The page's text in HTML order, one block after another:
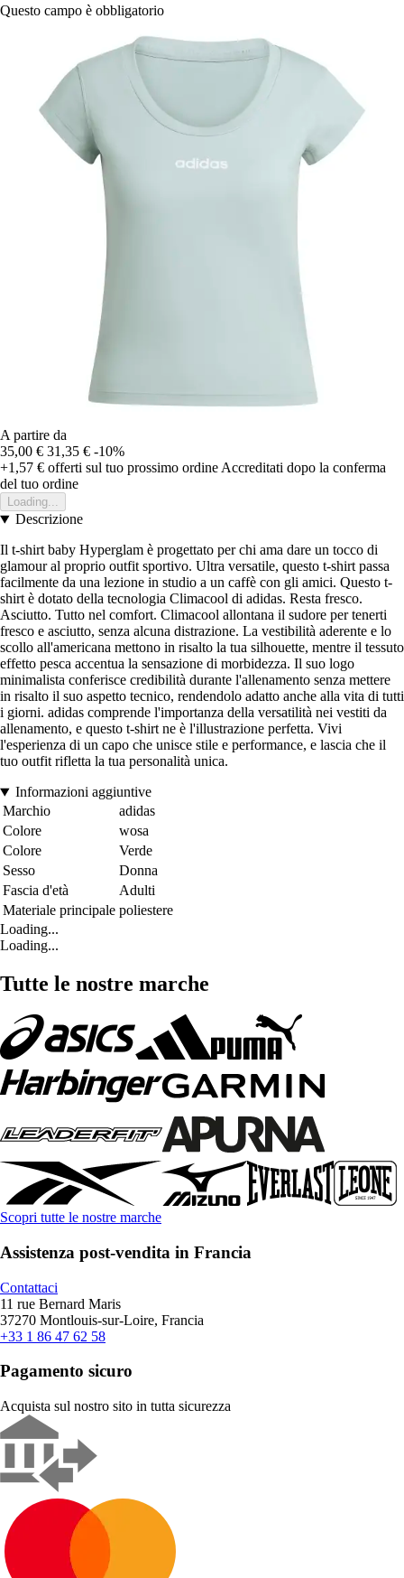
Questo campo è obbligatorio
A partire da
35,00 € 31,35 € -10%
+1,57 € offerti sul tuo prossimo ordineAccreditati dopo la conferma
del tuo ordine
Loading...
Descrizione
Il t-shirt baby Hyperglam è progettato per chi ama dare un tocco di
glamour al proprio outfit sportivo. Ultra versatile, questo t-shirt passa
facilmente da una lezione in studio a un caffè con gli amici. Questo t-
shirt è dotato della tecnologia Climacool di adidas. Resta fresco.
Asciutto. Tutto nel comfort. Climacool allontana il sudore per tenerti
fresco e asciutto, senza alcuna distrazione. La vestibilità aderente e lo
scollo all'americana mettono in risalto la tua silhouette, mentre il tessuto
effetto pesca accentua la sensazione di morbidezza. Il suo logo
minimalista conferisce credibilità durante l'allenamento senza mettere
in risalto il suo aspetto tecnico, rendendolo adatto anche alla vita di tutti
i giorni. adidas comprende l'importanza della versatilità nei vestiti da
allenamento, e questo t-shirt ne è l'illustrazione perfetta. Vivi
l'esperienza di un capo che unisce stile e performance, e lascia che il
tuo outfit rifletta la tua personalità unica.
Informazioni aggiuntive
Marchio
adidas
Colore
wosa
Colore
Verde
Sesso
Donna
Fascia d'età
Adulti
Materiale principale poliestere
Loading...
Loading...
Tutte le nostre marche
Scopri tutte le nostre marche
Assistenza post-vendita in Francia
Contattaci
11 rue Bernard Maris
37270 Montlouis-sur-Loire, Francia
+33 1 86 47 62 58
Pagamento sicuro
Acquista sul nostro sito in tutta sicurezza